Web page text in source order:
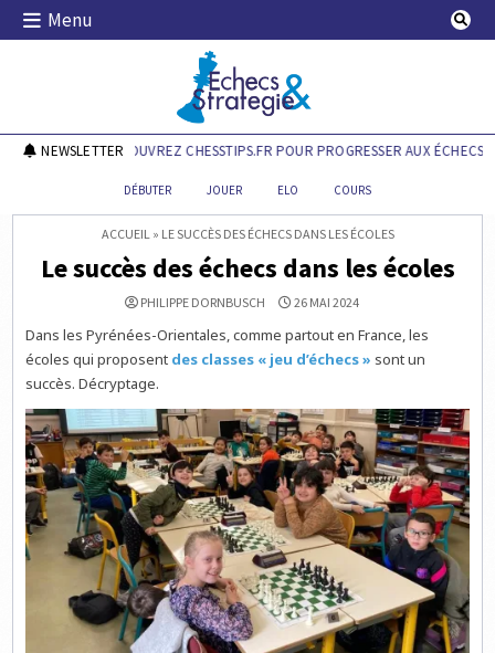
Skip
Menu
Echecs & Stratégie
NEWSLETTERDÉCOUVREZ CHESSTIPS.FR POUR PROGRESSER AUX ÉCHECS !
DÉBUTER JOUER ELO COURS
ACCUEIL» LE SUCCÈS DES ÉCHECS DANS LES ÉCOLES
Le succès des échecs dans les écoles
PHILIPPE DORNBUSCH 26 MAI 2024
Dans les Pyrénées-Orientales, comme partout en France, les
écoles qui proposent des classes « jeu d’échecs » sont un
succès. Décryptage.